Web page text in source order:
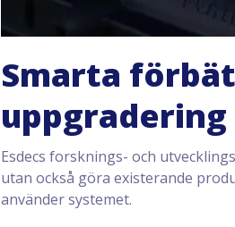
Smarta
uppgradering
Esdecs forsknings- och
utan också göra existerande
använder systemet.